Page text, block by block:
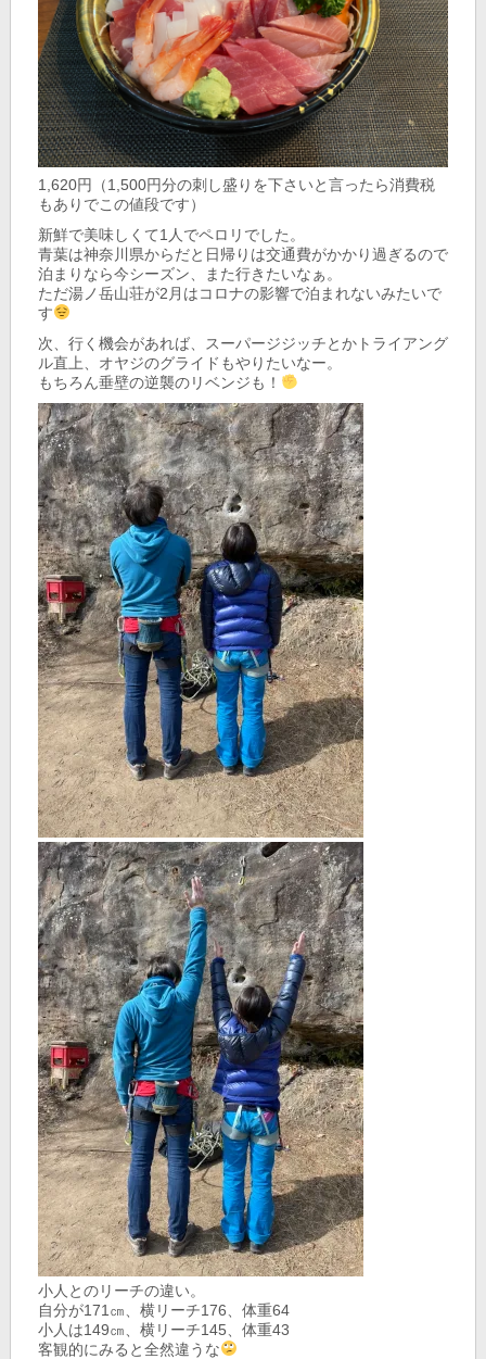
1,620円（1,500円分の刺し盛りを下さいと言ったら消費税
もありでこの値段です）
新鮮で美味しくて1人でペロリでした。
青葉は神奈川県からだと日帰りは交通費がかかり過ぎるので
泊まりなら今シーズン、また行きたいなぁ。
ただ湯ノ岳山荘が2月はコロナの影響で泊まれないみたいで
す
次、行く機会があれば、スーパージジッチとかトライアング
ル直上、オヤジのグライドもやりたいなー。
もちろん垂壁の逆襲のリベンジも！
小人とのリーチの違い。
自分が171㎝、横リーチ176、体重64
小人は149㎝、横リーチ145、体重43
客観的にみると全然違うな